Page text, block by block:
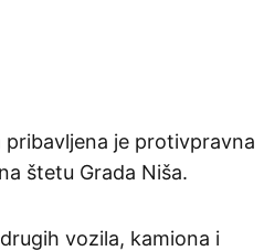
pribavljena je protivpravna
štetu Grada Niša.
vozila, kamiona i